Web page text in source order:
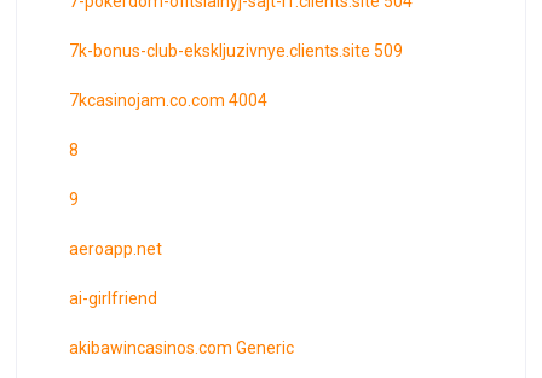
7k-bonus-club-ekskljuzivnye.clients.site 509
7kcasinojam.co.com 4004
8
9
aeroapp.net
ai-girlfriend
akibawincasinos.com Generic